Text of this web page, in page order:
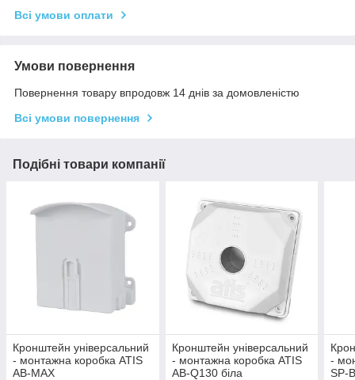
Всі умови оплати
Умови повернення
Повернення товару впродовж 14 днів за домовленістю
Всі умови повернення
Подібні товари компанії
Кронштейн універсальний
- монтажна коробка ATIS
AB-MAX
Кронштейн універсальний
- монтажна коробка ATIS
AB-Q130 біла
-
SP-